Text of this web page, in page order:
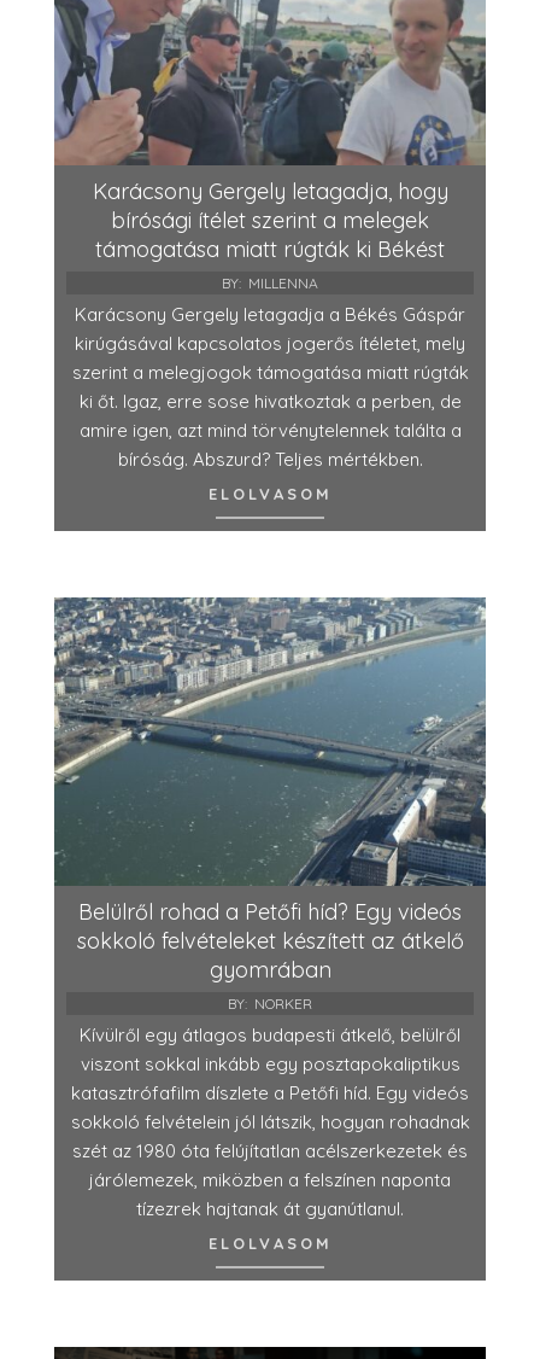
Karácsony Gergely letagadja, hogy
bírósági ítélet szerint a melegek
támogatása miatt rúgták ki Békést
BY: MILLENNA
Karácsony Gergely letagadja a Békés Gáspár
kirúgásával kapcsolatos jogerős ítéletet, mely
szerint a melegjogok támogatása miatt rúgták
ki őt. Igaz, erre sose hivatkoztak a perben, de
amire igen, azt mind törvénytelennek találta a
bíróság. Abszurd? Teljes mértékben.
ELOLVASOM
Belülről rohad a Petőfi híd? Egy videós
sokkoló felvételeket készített az átkelő
gyomrában
BY: NORKER
Kívülről egy átlagos budapesti átkelő, belülről
viszont sokkal inkább egy posztapokaliptikus
katasztrófafilm díszlete a Petőfi híd. Egy videós
sokkoló felvételein jól látszik, hogyan rohadnak
szét az 1980 óta felújítatlan acélszerkezetek és
járólemezek, miközben a felszínen naponta
tízezrek hajtanak át gyanútlanul.
ELOLVASOM